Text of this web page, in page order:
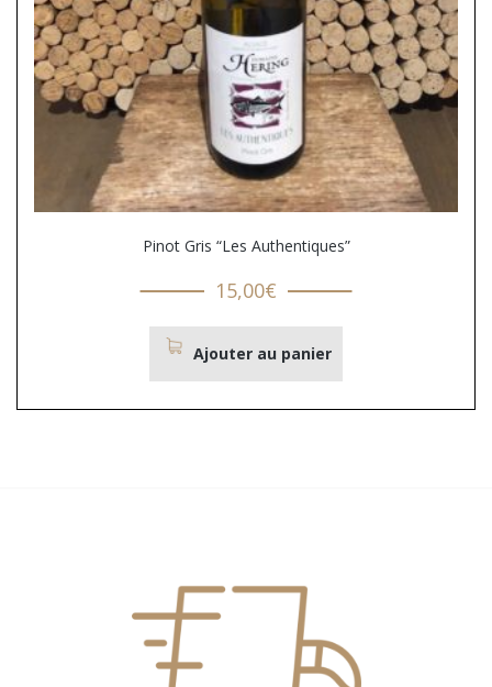
Pinot Gris “Les Authentiques”
15,00€
Ajouter au panier